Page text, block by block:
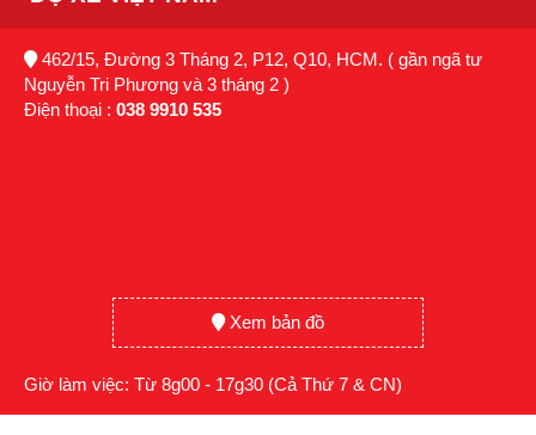
462/15, Đường 3 Tháng 2, P12, Q10, HCM. ( gần ngã tư
Nguyễn Tri Phương và 3 tháng 2 )
Điện thoại : 038 9910 535
Xem bản đồ
Giờ làm việc: Từ 8g00 - 17g30 (Cả Thứ 7 & CN)